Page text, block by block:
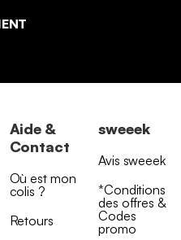
Aide &
Contact
Où est mon
colis ?
Retours
sweeek
Avis sweeek
*Conditions
des offres &
Codes
promo